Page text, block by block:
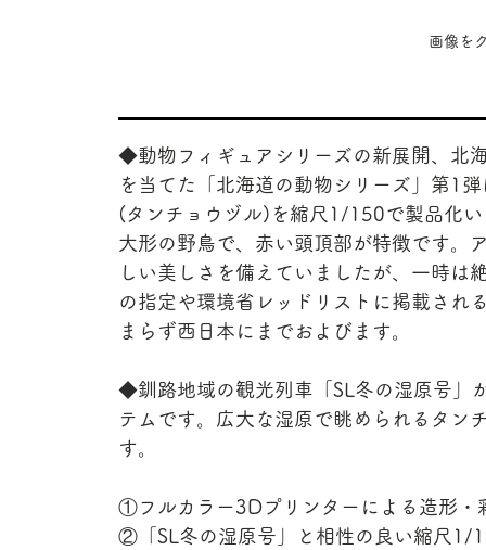
画像を
◆動物フィギュアシリーズの新展開、北
を当てた「北海道の動物シリーズ」第1
(タンチョウヅル)を縮尺1/150で製品化
大形の野鳥で、赤い頭頂部が特徴です。
しい美しさを備えていましたが、一時は
の指定や環境省レッドリストに掲載され
まらず西日本にまでおよびます。
◆釧路地域の観光列車「SL冬の湿原号」
テムです。広大な湿原で眺められるタン
す。
①フルカラー3Dプリンターによる造形・
②「SL冬の湿原号」と相性の良い縮尺1/